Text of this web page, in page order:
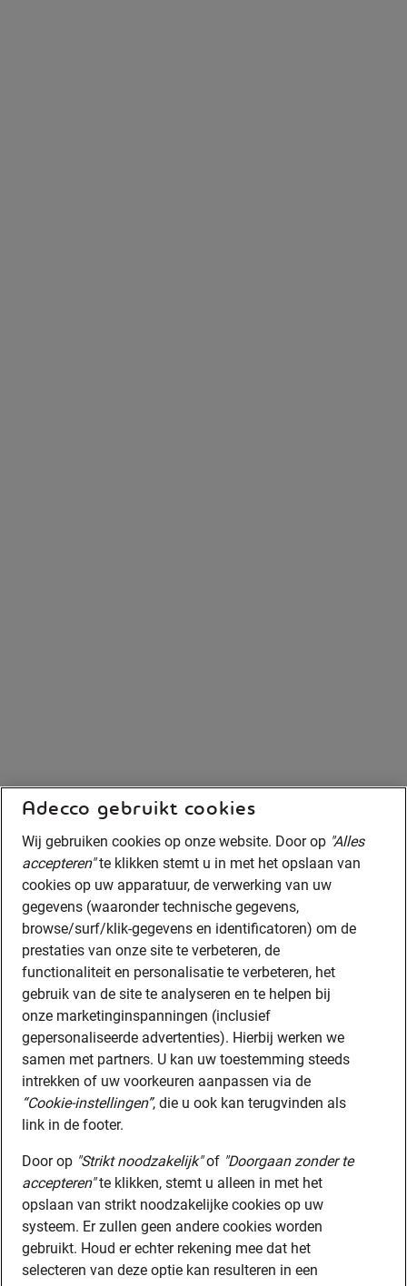
Adecco gebruikt cookies
Wij gebruiken cookies op onze website. Door op "Alles
accepteren"te klikken stemt u in met het opslaan van
cookies op uw apparatuur, de verwerking van uw
gegevens (waaronder technische gegevens,
browse/surf/klik-gegevens en identificatoren) om de
prestaties van onze site te verbeteren, de
functionaliteit en personalisatie te verbeteren, het
gebruik van de site te analyseren en te helpen bij
onze marketinginspanningen (inclusief
gepersonaliseerde advertenties). Hierbij werken we
samen met partners. U kan uw toestemming steeds
intrekken of uw voorkeuren aanpassen via de
“Cookie-instellingen”, die u ook kan terugvinden als
link in de footer.
Door op "Strikt noodzakelijk"of "Doorgaan zonder te
accepteren"te klikken, stemt u alleen in met het
opslaan van strikt noodzakelijke cookies op uw
systeem. Er zullen geen andere cookies worden
gebruikt. Houd er echter rekening mee dat het
selecteren van deze optie kan resulteren in een